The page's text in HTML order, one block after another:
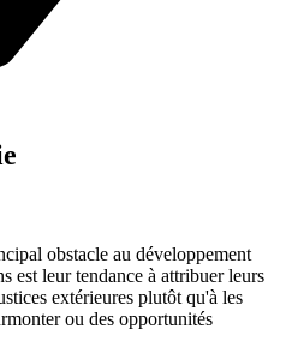
obstacle au développement
est leur tendance à attribuer leurs
extérieures plutôt qu'à les
ou des opportunités